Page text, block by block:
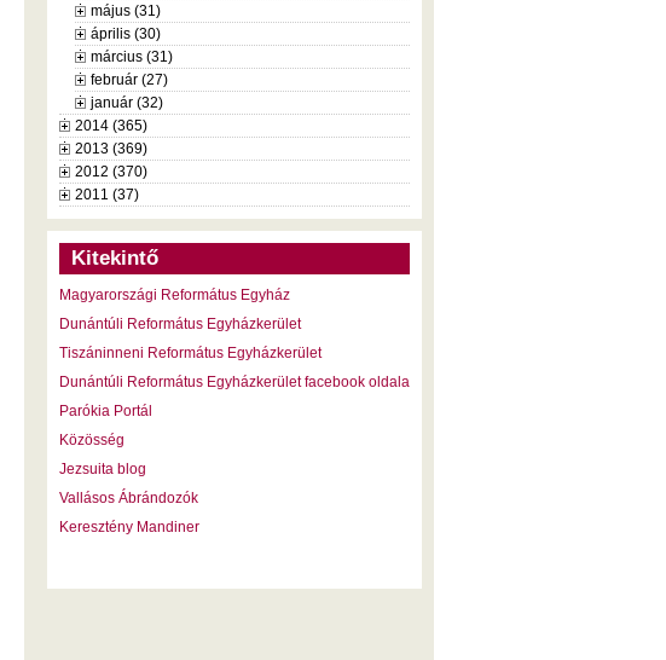
május (31)
április (30)
március (31)
február (27)
január (32)
2014 (365)
2013 (369)
2012 (370)
2011 (37)
Kitekintő
Magyarországi Református Egyház
Dunántúli Református Egyházkerület
Tiszáninneni Református Egyházkerület
Dunántúli Református Egyházkerület facebook oldala
Parókia Portál
Közösség
Jezsuita blog
Vallásos Ábrándozók
Keresztény Mandiner